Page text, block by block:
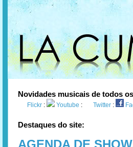
Novidades musicais de todos
Flickr : Youtube : Twitter :
Destaques do site:
AGENDA DE